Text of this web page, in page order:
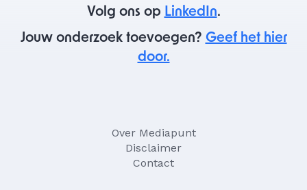
Volg ons op LinkedIn.
Jouw onderzoek toevoegen? Geef het hier
door.
Over Mediapunt
Disclaimer
Contact